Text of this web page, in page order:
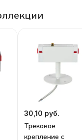
30,10 руб.
Трековое
крепление с